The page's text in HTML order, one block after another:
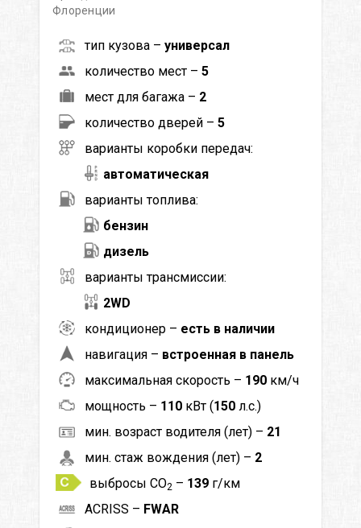
Флоренции
тип кузова – универсал
количество мест – 5
мест для багажа – 2
количество дверей – 5
варианты коробки передач:
автоматическая
варианты топлива:
бензин
дизель
варианты трансмиссии:
2WD
кондиционер – есть в наличии
навигация – встроенная в панель
максимальная скорость – 190 км/ч
мощность – 110 кВт (150 л.с.)
мин. возраст водителя (лет) – 21
мин. стаж вождения (лет) – 2
выбросы CO2 – 139 г/км
ACRISS – FWAR